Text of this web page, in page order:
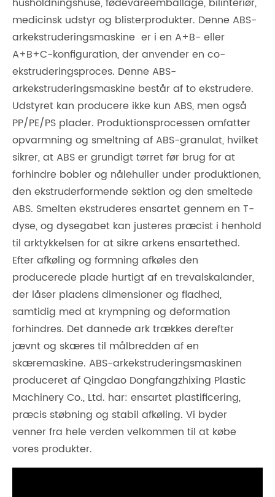
husholdningshuse, fødevareemballage, bilinteriør,
medicinsk udstyr og blisterprodukter. Denne ABS-
arkekstruderingsmaskine er i en A+B- eller
A+B+C-konfiguration, der anvender en co-
ekstruderingsproces. Denne ABS-
arkekstruderingsmaskine består af to ekstrudere.
Udstyret kan producere ikke kun ABS, men også
PP/PE/PS plader. Produktionsprocessen omfatter
opvarmning og smeltning af ABS-granulat, hvilket
sikrer, at ABS er grundigt tørret før brug for at
forhindre bobler og nålehuller under produktionen,
den ekstruderformende sektion og den smeltede
ABS. Smelten ekstruderes ensartet gennem en T-
dyse, og dysegabet kan justeres præcist i henhold
til arktykkelsen for at sikre arkens ensartethed.
Efter afkøling og formning afkøles den
producerede plade hurtigt af en trevalskalander,
der låser pladens dimensioner og fladhed,
samtidig med at krympning og deformation
forhindres. Det dannede ark trækkes derefter
jævnt og skæres til målbredden af ​​en
skæremaskine. ABS-arkekstruderingsmaskinen
produceret af Qingdao Dongfangzhixing Plastic
Machinery Co., Ltd. har: ensartet plastificering,
præcis støbning og stabil afkøling. Vi byder
venner fra hele verden velkommen til at købe
vores produkter.